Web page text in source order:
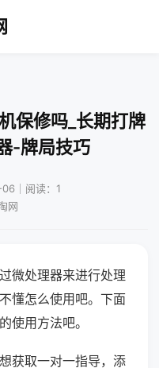
保修吗_长期打牌
-牌局技巧
｜阅读：1
网
微处理器来进行处理
懂怎么使用吧。下面
使用方法吧。
获取一对一指导，添